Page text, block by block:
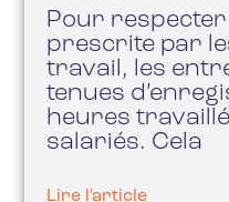
Pour
prescrite par
travail, les
tenues
heures
salariés. Cela
Lire l'article